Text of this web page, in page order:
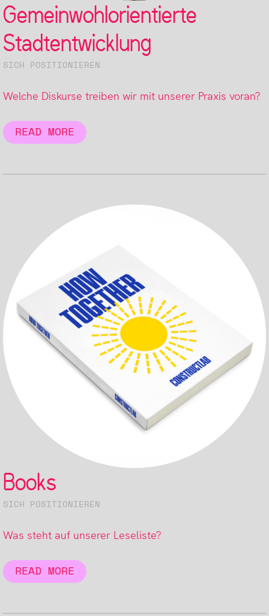
Gemeinwohlorientierte
Stadtentwicklung
SICH POSITIONIEREN
Welche Diskurse treiben wir mit unserer Praxis voran?
READ MORE
Books
SICH POSITIONIEREN
Was steht auf unserer Leseliste?
READ MORE